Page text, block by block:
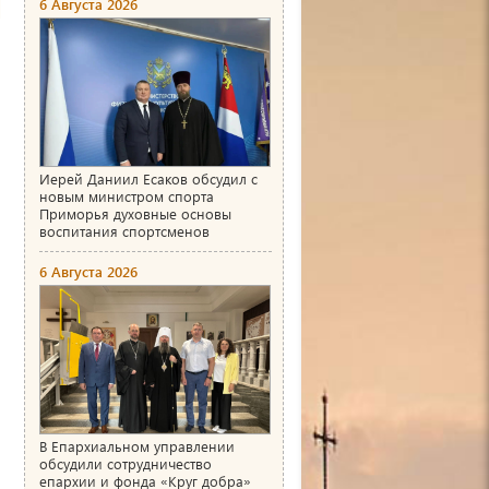
Иерей Даниил Есаков обсудил с
новым министром спорта
Приморья духовные основы
воспитания спортсменов
6 Августа 2026
В Епархиальном управлении
обсудили сотрудничество
епархии и фонда «Круг добра»